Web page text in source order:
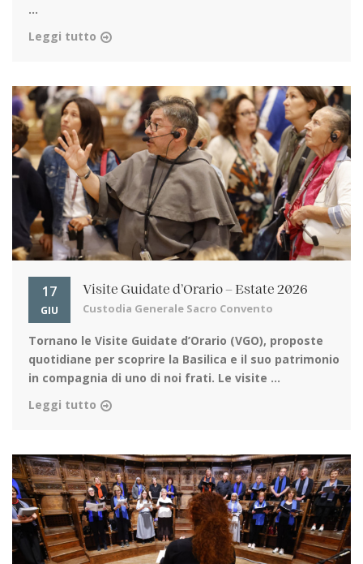
...
Leggi tutto
17
GIU
Visite Guidate d’Orario – Estate 2026
Custodia Generale Sacro Convento
Tornano le Visite Guidate d’Orario (VGO), proposte
quotidiane per scoprire la Basilica e il suo patrimonio
in compagnia di uno di noi frati. Le visite ...
Leggi tutto